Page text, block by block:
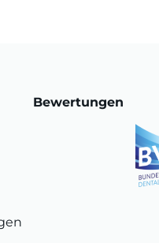
Bewertungen